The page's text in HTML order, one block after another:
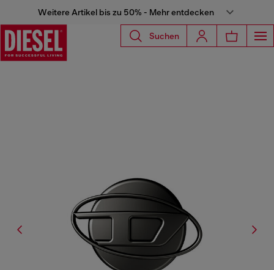
Weitere Artikel bis zu 50% - Mehr entdecken
Suchen